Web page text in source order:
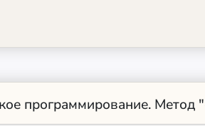
программирование. Метод